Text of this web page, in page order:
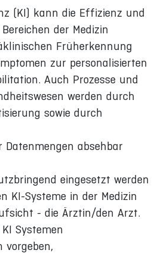
(KI) kann die Effizienz und
der Medizin
Früherkennung
zur personalisierten
Auch Prozesse und
werden durch
sowie durch
Datenmengen absehbar
eingesetzt werden
KI-Systeme in der Medizin
- die Ärztin/den Arzt.
Systemen
vorgeben,